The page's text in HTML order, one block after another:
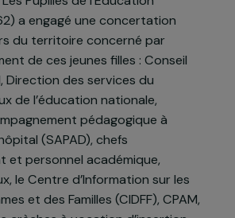
et peu accompagnées dans
l’école et dans la construction de
à ces difficultés, l’association du
Les Pupilles de l’Education
62) a engagé une concertation
du territoire concerné par
de ces jeunes filles : Conseil
Direction des services du